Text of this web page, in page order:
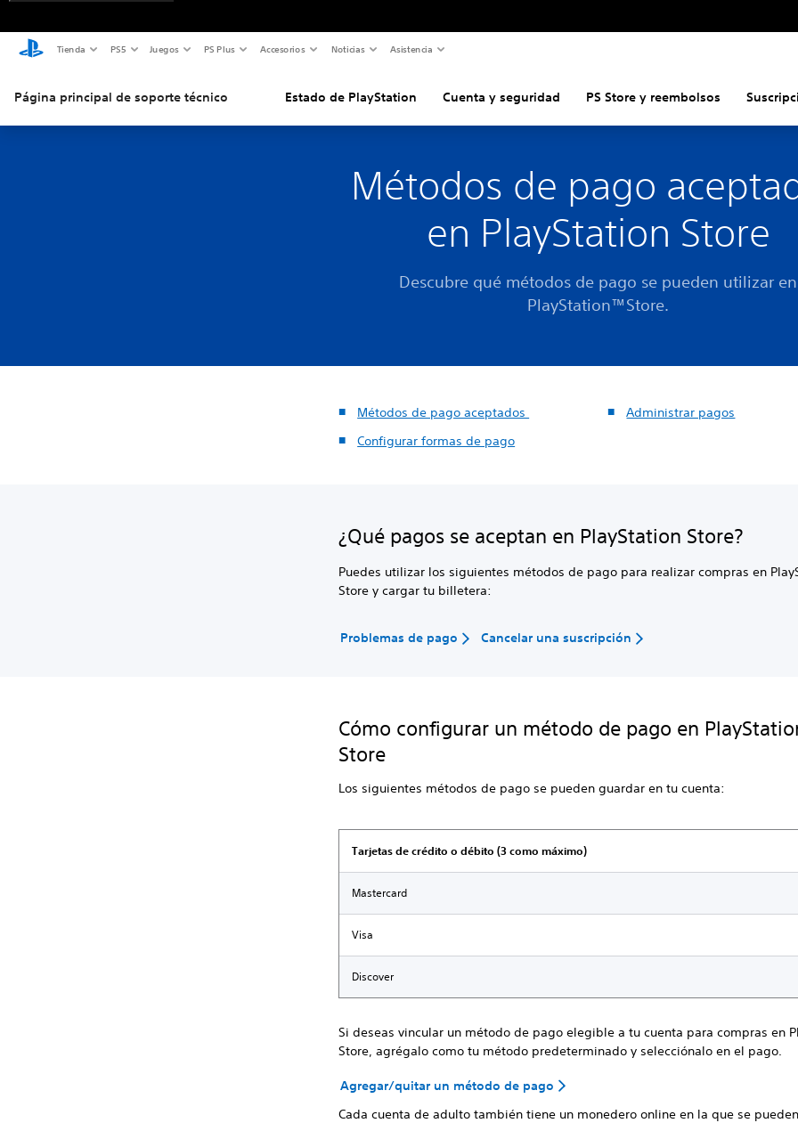
Tienda PS5 Juegos PS Plus Accesorios Noticias Asistencia
Página principal de soporte técnico Estado de PlayStation Cuenta y seguridad PS Store y reembolsos
Métodos de pago
en PlayStation Store
Descubre qué métodos de pago se pueden utilizar en
PlayStation™Store.
Métodos de pago aceptados
Configurar formas de pago
Administrar pagos
¿Qué pagos se aceptan en PlayStation Store?
Puedes utilizar los siguientes métodos de pago para realizar compras en
Store y cargar tu billetera:
Problemas de pago Cancelar una suscripción
Cómo configurar un método de pago en
Store
Los siguientes métodos de pago se pueden guardar en tu cuenta:
Tarjetas de crédito o débito (3 como máximo)
Mastercard
Visa
Discover
Si deseas vincular un método de pago elegible a tu cuenta para compras en
Store, agrégalo como tu método predeterminado y selecciónalo en el pago.
Agregar/quitar un método de pago
Cada cuenta de adulto también tiene un monedero online en la que se pueden